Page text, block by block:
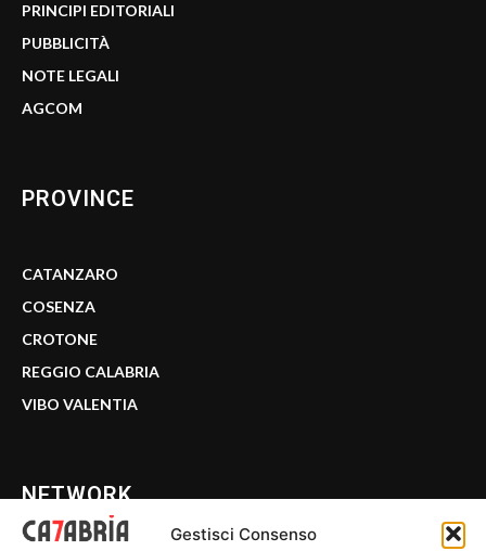
Gestisci Consenso
PRINCIPI EDITORIALI
PUBBLICITÀ
NOTE LEGALI
AGCOM
PROVINCE
CATANZARO
COSENZA
CROTONE
REGGIO CALABRIA
VIBO VALENTIA
NETWORK